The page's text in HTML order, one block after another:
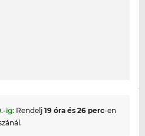
-ig: Rendelj19 óra és 26 perc-en